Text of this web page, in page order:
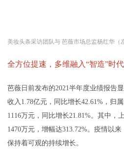
美妆头条采访团队与 芭薇市场总监杨红华（
全方位提速，多维融入“智造”时代
芭薇日前发布的2021半年度业绩报告
收入1.78亿元，同比增长42.61%，归
1116万元，同比增长21.81%。其中，
1470万元，增幅达313.72%。疫情以
保持着可观的持续增长。